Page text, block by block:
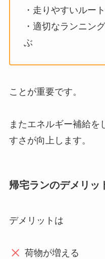
・走りやすいルー
・適切なランニン
ぶ
ことが重要です。
またエネルギー補給を
すさが向上します。
帰宅ランのデメリッ
デメリットは
荷物が増える